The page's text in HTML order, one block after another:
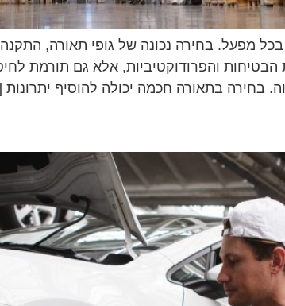
מפעל. בחירה נכונה של גופי תאורה,
והפרודוקטיביות, אלא גם תורמת
בחירה בתאורה חכמה יכולה להוסיף